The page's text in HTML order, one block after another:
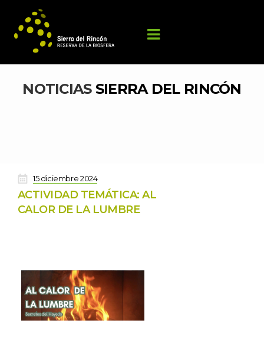
NOTICIAS SIERRA DEL RINCÓN
15 diciembre 2024
ACTIVIDAD TEMÁTICA: AL
CALOR DE LA LUMBRE